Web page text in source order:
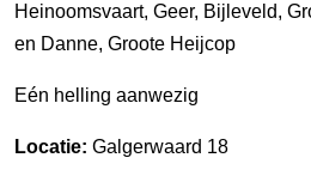
Heinoomsvaart, Geer, Bijleveld,
en Danne, Groote Heijcop
Eén helling aanwezig
Locatie: Galgerwaard 18